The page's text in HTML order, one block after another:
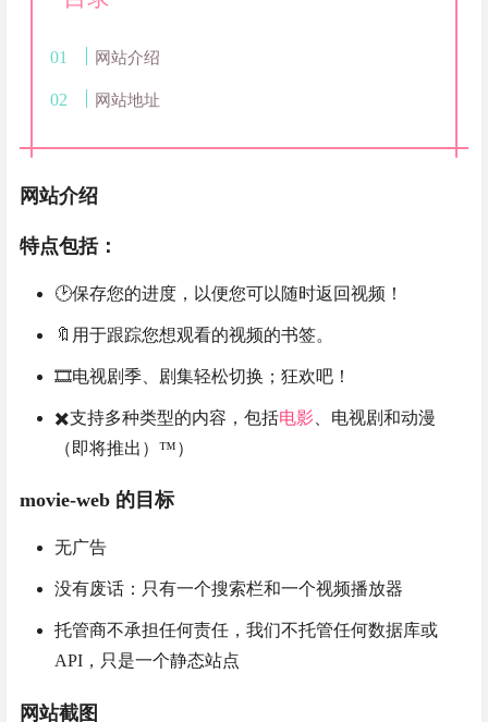
网站介绍
网站地址
网站介绍
特点包括：
🕑保存您的进度，以便您可以随时返回视频！
🔖用于跟踪您想观看的视频的书签。
🎞️电视剧季、剧集轻松切换；狂欢吧！
✖️支持多种类型的内容，包括电影 、电视剧和动漫
（即将推出）™️）
movie-web 的目标
无广告
没有废话：只有一个搜索栏和一个视频播放器
托管商不承担任何责任，我们不托管任何数据库或
API，只是一个静态站点
网站截图